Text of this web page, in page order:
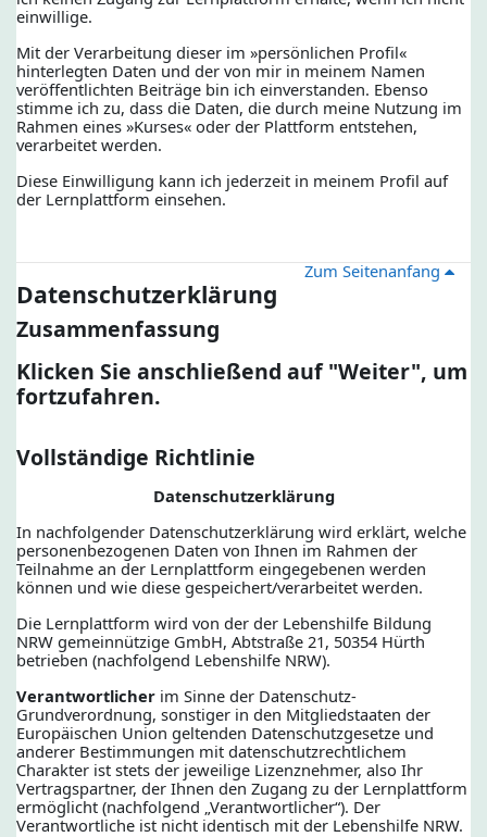
einwillige.
Mit der Verarbeitung dieser im »persönlichen Profil«
hinterlegten Daten und der von mir in meinem Namen
veröffentlichten Beiträge bin ich einverstanden. Ebenso
stimme ich zu, dass die Daten, die durch meine Nutzung im
Rahmen eines »Kurses« oder der Plattform entstehen,
verarbeitet werden.
Diese Einwilligung kann ich jederzeit in meinem Profil auf
der Lernplattform einsehen.
Zum Seitenanfang
Datenschutzerklärung
Zusammenfassung
Klicken Sie anschließend auf "Weiter", um
fortzufahren.
Vollständige Richtlinie
Datenschutzerklärung
In nachfolgender Datenschutzerklärung wird erklärt, welche
personenbezogenen Daten von Ihnen im Rahmen der
Teilnahme an der Lernplattform eingegebenen werden
können und wie diese gespeichert/verarbeitet werden.
Die Lernplattform wird von der der Lebenshilfe Bildung
NRW gemeinnützige GmbH, Abtstraße 21, 50354 Hürth
betrieben (nachfolgend Lebenshilfe NRW).
Verantwortlicher im Sinne der Datenschutz-
Grundverordnung, sonstiger in den Mitgliedstaaten der
Europäischen Union geltenden Datenschutzgesetze und
anderer Bestimmungen mit datenschutzrechtlichem
Charakter ist stets der jeweilige Lizenznehmer, also Ihr
Vertragspartner, der Ihnen den Zugang zu der Lernplattform
ermöglicht (nachfolgend „Verantwortlicher“). Der
Verantwortliche ist nicht identisch mit der Lebenshilfe NRW.